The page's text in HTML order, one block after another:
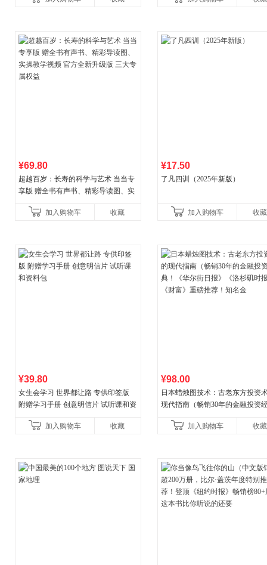
¥69.80
超越百岁：长寿的科学与艺术 当当专
享版 赠全书有声书、精彩导读图、实
权益
加入购物车 收藏
¥17.50
了凡四训（2025年新版）
加入购物车 收藏
¥39.80
女生会学习 世界都让路 专供印签版
附赠学习手册 创意明信片 试听课和资
加入购物车
收藏
¥98.00
日本蜡烛图技术：古老东方投资
现代指南（畅销30年的金融投资
《财富》重磅推荐！知名金
加入购物车 收藏